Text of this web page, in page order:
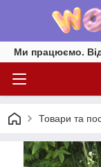
Ми працюємо.
Товари та